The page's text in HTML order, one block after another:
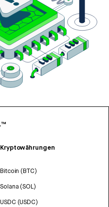
Kryptowährungen
Bitcoin (BTC)
Solana (SOL)
USDC (USDC)